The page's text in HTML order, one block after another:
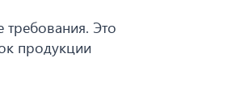
требования. Это
продукции